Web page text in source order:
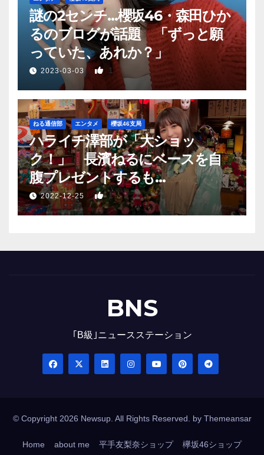
謎の2センチ…櫻坂46・森田ひか
るのブログが話題 「ずっと願
っていた、あれか？」
2023-03-03 1
ねる通信部 エンタメ 櫻坂46支局
ハライチ澤部が「大ショッ
ク！」 長濱ねるにベースを自
腹プレゼントするも…
2022-12-25 1
BNS
｢B級｣ニュースステーション
© Copyright 2026 Newsup. All Rights Reserved. by Themeansar
Home about me 平手友梨奈ショップ 欅坂46ショップ